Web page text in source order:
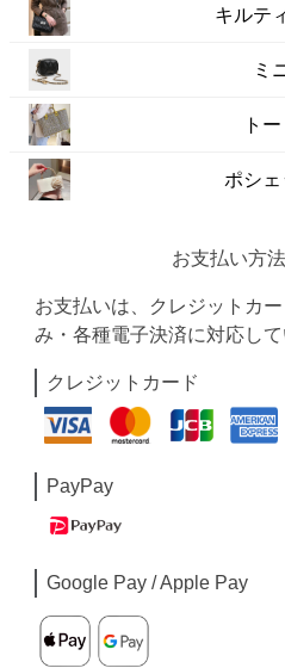
キルテ
ミ
トー
ポシェ
お支払い方
お支払いは、クレジットカ
み・各種電子決済に対応して
クレジットカード
PayPay
Google Pay / Apple Pay